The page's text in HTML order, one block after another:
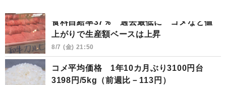
食料自給率37％ 過去最低に コメなど値
上がりで生産額ベースは上昇
8/7 (金) 21:50
コメ平均価格 1年10カ月ぶり3100円台
3198円/5kg（前週比－113円）